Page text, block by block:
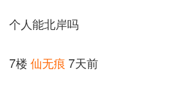
个人能北岸吗
7楼 仙无痕 7天前